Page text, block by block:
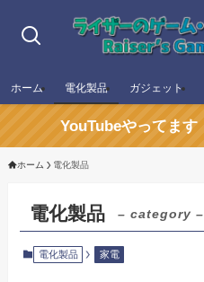
ホーム 電化製品 ガジェット
YouTubeやってます
ホーム 電化製品
電化製品 – category –
電化製品 家電